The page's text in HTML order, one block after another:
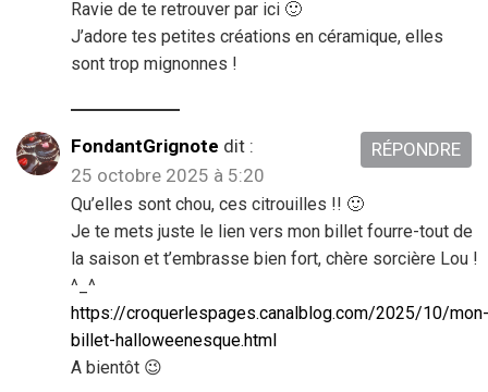
Ravie de te retrouver par ici 🙂
J’adore tes petites créations en céramique, elles
sont trop mignonnes !
FondantGrignote dit :
25 octobre 2025 à 5:20
Qu’elles sont chou, ces citrouilles !! 🙂
Je te mets juste le lien vers mon billet fourre-tout de
la saison et t’embrasse bien fort, chère sorcière Lou !
^_^
https://croquerlespages.canalblog.com/2025/10/mon-
billet-halloweenesque.html
A bientôt 😉
RÉPONDRE